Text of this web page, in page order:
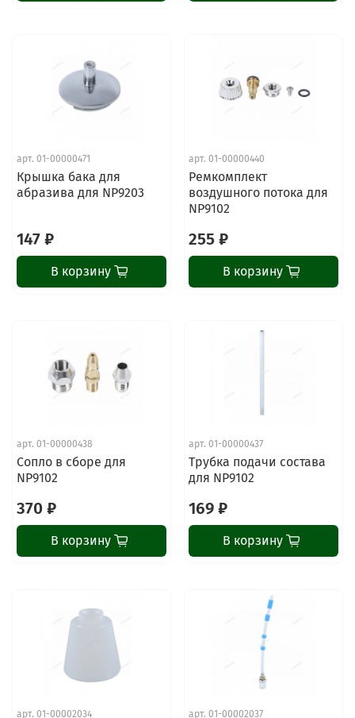
арт. 01-00000471
Крышка бака для
абразива для NP9203
147 ₽
В корзину
арт. 01-00000440
Ремкомплект
воздушного потока для
NP9102
255 ₽
В корзину
арт. 01-00000438
Сопло в сборе для
NP9102
370 ₽
В корзину
арт. 01-00000437
Трубка подачи состава
для NP9102
169 ₽
В корзину
арт. 01-00002034 арт. 01-00002037